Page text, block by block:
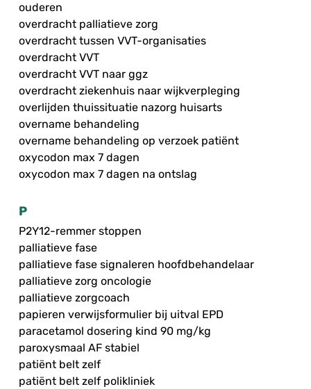
ouderen
overdracht palliatieve zorg
overdracht tussen VVT-organisaties
overdracht VVT
overdracht VVT naar ggz
overdracht ziekenhuis naar wijkverpleging
overlijden thuissituatie nazorg huisarts
overname behandeling
overname behandeling op verzoek patiënt
oxycodon max 7 dagen
oxycodon max 7 dagen na ontslag
P
P2Y12-remmer stoppen
palliatieve fase
palliatieve fase signaleren hoofdbehandelaar
palliatieve zorg oncologie
palliatieve zorgcoach
papieren verwijsformulier bij uitval EPD
paracetamol dosering kind 90 mg/kg
paroxysmaal AF stabiel
patiënt belt zelf
patiënt belt zelf polikliniek